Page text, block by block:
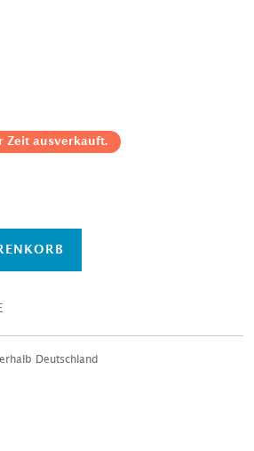
Zeit ausverkauft.
Deutschland